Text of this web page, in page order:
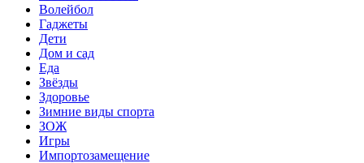
Волейбол
Гаджеты
Дети
Дом и сад
Еда
Звёзды
Здоровье
Зимние виды спорта
ЗОЖ
Игры
Импортозамещение